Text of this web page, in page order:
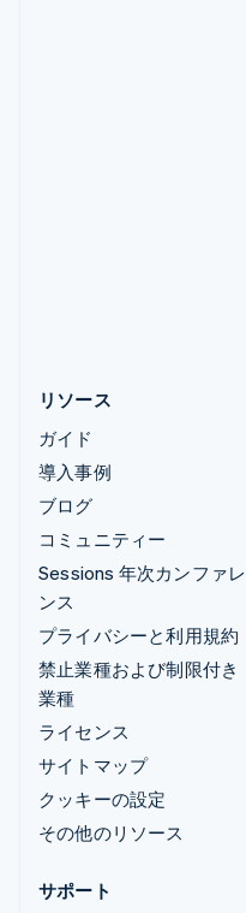
リソース
ガイド
導入事例
ブログ
コミュニティー
Sessions 年次カンファレ
ンス
プライバシーと利用規約
禁止業種および制限付き
業種
ライセンス
サイトマップ
クッキーの設定
その他のリソース
サポート